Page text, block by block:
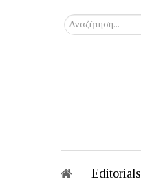
Αναζήτηση...
Editorials